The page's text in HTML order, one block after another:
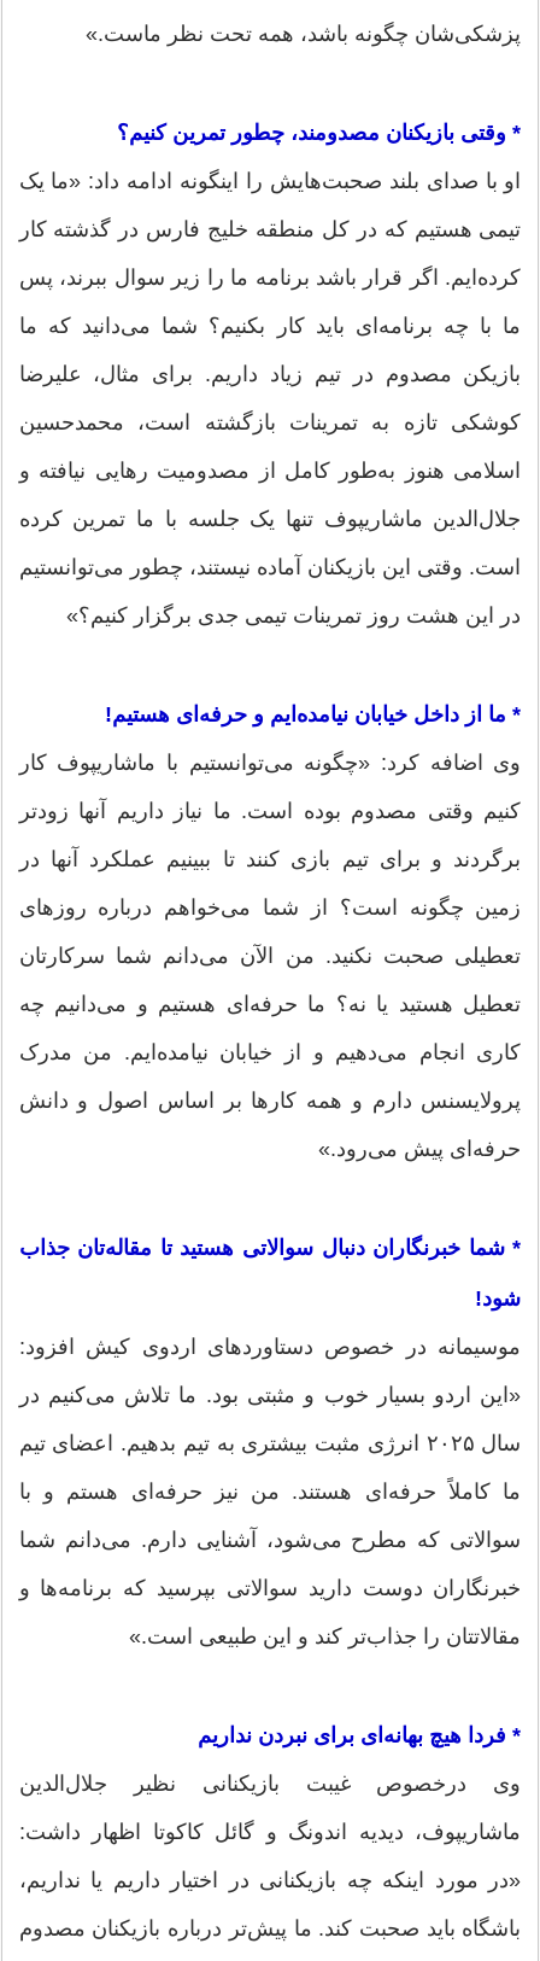
پزشکی‌شان چگونه باشد، همه تحت نظر ماست.»
* وقتی بازیکنان مصدومند، چطور تمرین کنیم؟
او با صدای بلند صحبت‌هایش را اینگونه ادامه داد: «ما یک
تیمی هستیم که در کل منطقه خلیج فارس در گذشته کار
کرده‌ایم. اگر قرار باشد برنامه ما را زیر سوال ببرند، پس
ما با چه برنامه‌ای باید کار بکنیم؟ شما می‌دانید که ما
بازیکن مصدوم در تیم زیاد داریم. برای مثال، علیرضا
کوشکی تازه به تمرینات بازگشته است، محمدحسین
اسلامی هنوز به‌طور کامل از مصدومیت رهایی نیافته و
جلال‌الدین ماشاریپوف تنها یک جلسه با ما تمرین کرده
است. وقتی این بازیکنان آماده نیستند، چطور می‌توانستیم
در این هشت روز تمرینات تیمی جدی برگزار کنیم؟»
* ما از داخل خیابان نیامده‌ایم و حرفه‌ای هستیم!
وی اضافه کرد: «چگونه می‌توانستیم با ماشاریپوف کار
کنیم وقتی مصدوم بوده است. ما نیاز داریم آنها زودتر
برگردند و برای تیم بازی کنند تا ببینیم عملکرد آنها در
زمین چگونه است؟ از شما می‌خواهم درباره روزهای
تعطیلی صحبت نکنید. من الآن می‌دانم شما سرکارتان
تعطیل هستید یا نه؟ ما حرفه‌ای هستیم و می‌دانیم چه
کاری انجام می‌دهیم و از خیابان نیامده‌ایم. من مدرک
پرولایسنس دارم و همه کارها بر اساس اصول و دانش
حرفه‌ای پیش می‌رود.»
* شما خبرنگاران دنبال سوالاتی هستید تا مقاله‌تان جذاب
شود!
موسیمانه در خصوص دستاوردهای اردوی کیش افزود:
«این اردو بسیار خوب و مثبتی بود. ما تلاش می‌کنیم در
سال ۲۰۲۵ انرژی مثبت بیشتری به تیم بدهیم. اعضای تیم
ما کاملاً حرفه‌ای هستند. من نیز حرفه‌ای هستم و با
سوالاتی که مطرح می‌شود، آشنایی دارم. می‌دانم شما
خبرنگاران دوست دارید سوالاتی بپرسید که برنامه‌ها و
مقالاتتان را جذاب‌تر کند و این طبیعی است.»
* فردا هیچ بهانه‌ای برای نبردن نداریم
وی درخصوص غیبت بازیکنانی نظیر جلال‌الدین
ماشاریپوف، دیدیه اندونگ و گائل کاکوتا اظهار داشت:
«در مورد اینکه چه بازیکنانی در اختیار داریم یا نداریم،
باشگاه باید صحبت کند. ما پیش‌تر درباره بازیکنان مصدوم